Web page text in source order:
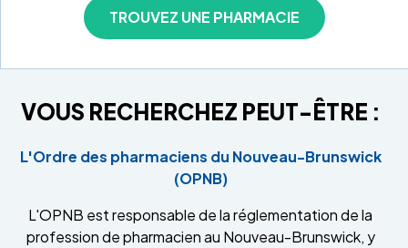
TROUVEZ UNE PHARMACIE
VOUS RECHERCHEZ PEUT-ÊTRE :
L'Ordre des pharmaciens du Nouveau-Brunswick
(OPNB)
L'OPNB est responsable de la réglementation de la
profession de pharmacien au Nouveau-Brunswick, y